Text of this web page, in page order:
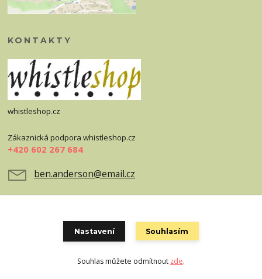
KONTAKTY
whistleshop.cz
Zákaznická podpora whistleshop.cz
+420 602 267 684
ben.anderson@email.cz
Vytvořeno na Eshop-rychle.cz
Nastavení Souhlasím
Souhlas můžete odmítnout zde.